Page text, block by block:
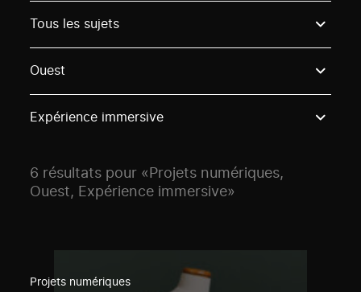
Tous les sujets
Ouest
Expérience immersive
6 résultats pour «Projets numériques,
Ouest, Expérience immersive»
Projets numériques